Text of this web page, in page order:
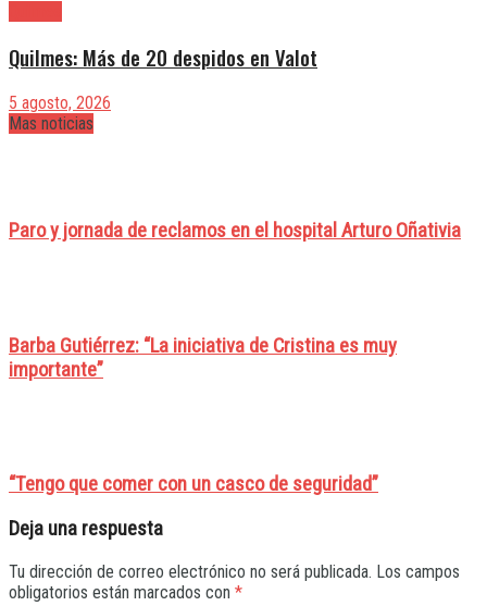
Quilmes: Más de 20 despidos en Valot
5 agosto, 2026
Mas noticias
Paro y jornada de reclamos en el hospital Arturo Oñativia
Barba Gutiérrez: “La iniciativa de Cristina es muy
importante”
“Tengo que comer con un casco de seguridad”
Deja una respuesta
Tu dirección de correo electrónico no será publicada. Los campos
obligatorios están marcados con *